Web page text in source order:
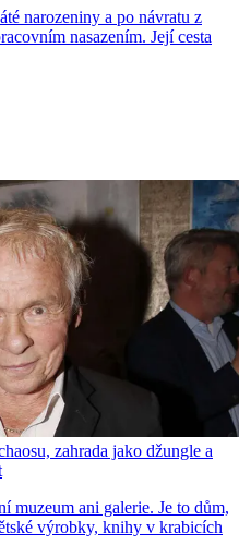
narozeniny a po návratu z
nasazením. Její cesta
zahrada jako džungle a
muzeum ani galerie. Je to dům,
výrobky, knihy v krabicích